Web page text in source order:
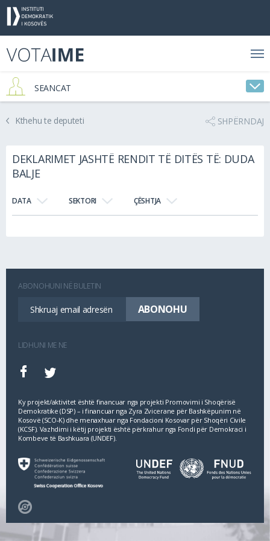
SEANCAT
Kthehu te deputeti SHPËRNDAJ
DEKLARIMET JASHTË RENDIT TË DITËS TË: DUDA
BALJE
DATA SEKTORI ÇËSHTJA
ABONOHUNI NË BULETIN
LIDHUNI ME NE
Ky projekt/aktivitet është financuar nga projekti Promovimi i Shoqërisë
Demokratike (DSP) – i financuar nga Zyra Zvicerane për Bashkëpunim në
Kosovë (SCO‐K) dhe menaxhuar nga Fondacioni Kosovar për Shoqëri Civile
(KCSF). Vazhdimi i këtij projekti është përkrahur nga Fondi për Demokraci i
Kombeve të Bashkuara (UNDEF).